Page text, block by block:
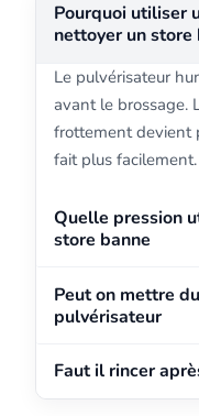
Pourquoi utiliser
nettoyer un store
Le pulvérisateur
avant le brossage.
frottement devient
fait plus facilement.
Quelle pression
store banne
Peut on mettre
pulvérisateur
Faut il rincer